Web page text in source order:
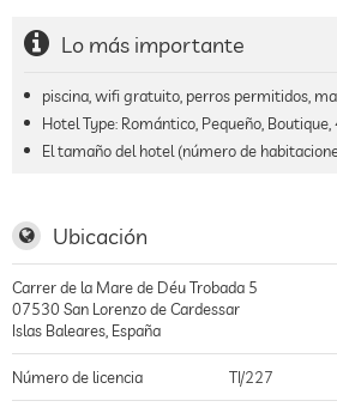
Lo más importante
piscina, wifi gratuito, perros permitidos,
Hotel Type: Romántico, Pequeño,
El tamaño del hotel (número de
Ubicación
Carrer de la Mare de Déu Trobada 5
07530 San Lorenzo de Cardessar
Islas Baleares España
Número de licencia TI/227